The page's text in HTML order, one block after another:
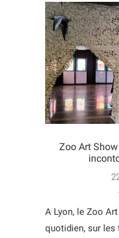
Zoo Art
A Lyon, le Zoo
quotidien, sur les